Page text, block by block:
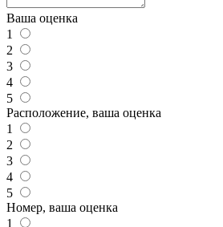
Ваша оценка
1
2
3
4
5
Расположение, ваша оценка
1
2
3
4
5
Номер, ваша оценка
1